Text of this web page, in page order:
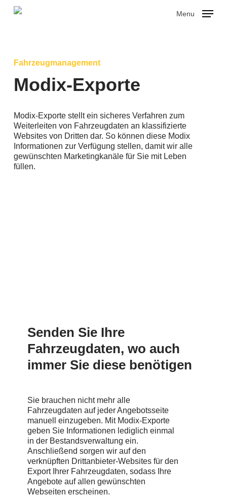
Skip
Menu
Fahrzeugmanagement
Modix-Exporte
Modix-Exporte stellt ein sicheres Verfahren zum
Weiterleiten von Fahrzeugdaten an klassifizierte
Websites von Dritten dar. So können diese Modix
Informationen zur Verfügung stellen, damit wir alle
gewünschten Marketingkanäle für Sie mit Leben
füllen.
Senden Sie Ihre
Fahrzeugdaten, wo auch
immer Sie diese benötigen
Sie brauchen nicht mehr alle
Fahrzeugdaten auf jeder Angebotsseite
manuell einzugeben. Mit Modix-Exporte
geben Sie Informationen lediglich einmal
in der Bestandsverwaltung ein.
Anschließend sorgen wir auf den
verknüpften Drittanbieter-Websites für den
Export Ihrer Fahrzeugdaten, sodass Ihre
Angebote auf allen gewünschten
Webseiten erscheinen.